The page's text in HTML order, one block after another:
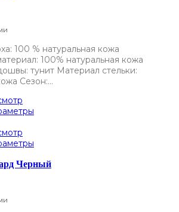
100 % натуральная кожа
100% натуральная кожа
тунит Материал стельки:
Сезон:…
Черный